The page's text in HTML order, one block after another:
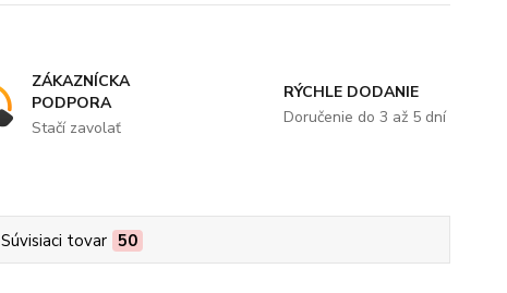
ZÁKAZNÍCKA
PODPORA
Stačí zavolať
RÝCHLE DODANIE
Doručenie do 3 až 5 dní
Súvisiaci tovar 50